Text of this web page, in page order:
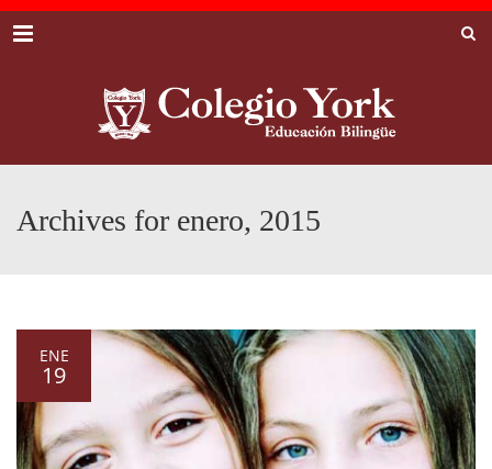
Menu
Archives for enero, 2015
ENE
19